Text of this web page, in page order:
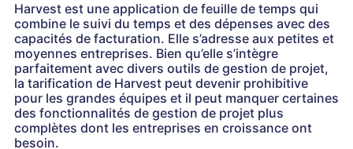
Harvest est une application de feuille de temps qui
combine le suivi du temps et des dépenses avec des
capacités de facturation. Elle s’adresse aux petites et
moyennes entreprises. Bien qu’elle s’intègre
parfaitement avec divers outils de gestion de projet,
la tarification de Harvest peut devenir prohibitive
pour les grandes équipes et il peut manquer certaines
des fonctionnalités de gestion de projet plus
complètes dont les entreprises en croissance ont
besoin.